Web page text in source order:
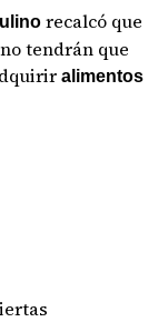
recalcó que
tendrán que
alimentos